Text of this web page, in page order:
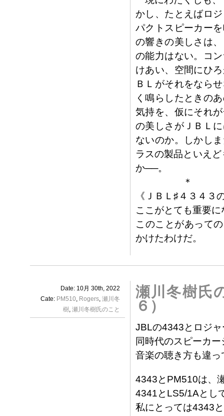
かし、たとえばロ
パクトスピーカー
の響きの美しさは
の能力はない。コ
けあい、空間にひ
ＢＬがそれをなら
く鳴らしたときの
気持を、仮にそれ
の美しさがＪＢＬ
ないのか。しかし
ラスの製品といえ
か──。
＊
《ＪＢＬ♯４３４３
ここがとても重要
このことがあって
かけたわけだ。
Date: 10月 30th, 2022
Cate: PM510, Rogers, 瀬川冬
樹, 瀬川冬樹氏のこと
瀬川冬樹氏
６）
JBLの4343とロジ
同時代のスピーカ
音楽の聴き方も違
4343とPM510は、
4341とLS5/1Aとし
私にとっては4343